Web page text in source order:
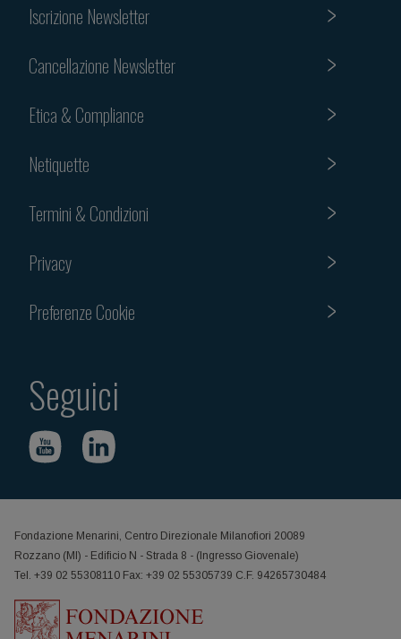
Iscrizione Newsletter
Cancellazione Newsletter
Etica & Compliance
Netiquette
Termini & Condizioni
Privacy
Preferenze Cookie
Seguici
Fondazione Menarini, Centro Direzionale Milanofiori 20089
Rozzano (MI) - Edificio N - Strada 8 - (Ingresso Giovenale)
Tel. +39 02 55308110 Fax: +39 02 55305739 C.F. 94265730484